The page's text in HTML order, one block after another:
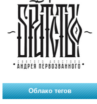
Облако тегов